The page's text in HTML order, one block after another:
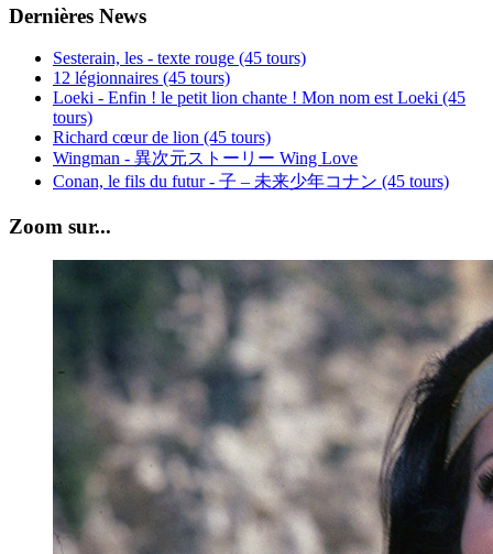
Dernières News
Sesterain, les - texte rouge (45 tours)
12 légionnaires (45 tours)
Loeki - Enfin ! le petit lion chante ! Mon nom est Loeki (45
tours)
Richard cœur de lion (45 tours)
Wingman - 異次元ストーリー Wing Love
Conan, le fils du futur - 子 – 未来少年コナン (45 tours)
Zoom sur...